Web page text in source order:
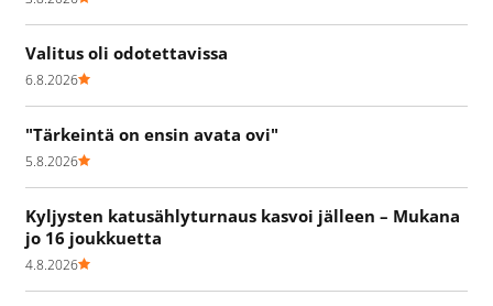
Valitus oli odotettavissa
6.8.2026
"Tärkeintä on ensin avata ovi"
5.8.2026
Kyljysten katusählyturnaus kasvoi jälleen – Mukana
jo 16 joukkuetta
4.8.2026